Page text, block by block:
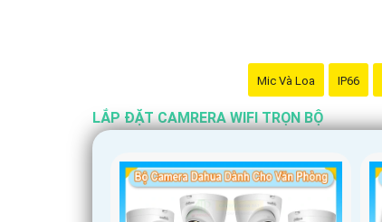
Mic Và Loa IP66
LẮP ĐẶT CAMRERA WIFI TRỌN BỘ